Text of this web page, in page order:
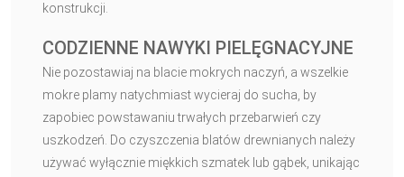
konstrukcji.
CODZIENNE NAWYKI PIELĘGNACYJNE
Nie pozostawiaj na blacie mokrych naczyń, a wszelkie
mokre plamy natychmiast wycieraj do sucha, by
zapobiec powstawaniu trwałych przebarwień czy
uszkodzeń. Do czyszczenia blatów drewnianych należy
używać wyłącznie miękkich szmatek lub gąbek, unikając